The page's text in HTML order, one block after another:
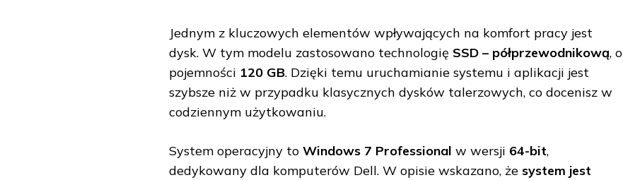
Jednym z kluczowych elementów wpływających na komfort pracy jest
dysk. W tym modelu zastosowano technologię SSD – półprzewodnikową, o
pojemności 120 GB. Dzięki temu uruchamianie systemu i aplikacji jest
szybsze niż w przypadku klasycznych dysków talerzowych, co docenisz w
codziennym użytkowaniu.
System operacyjny to Windows 7 Professional w wersji 64-bit,
dedykowany dla komputerów Dell. W opisie wskazano, że system jest